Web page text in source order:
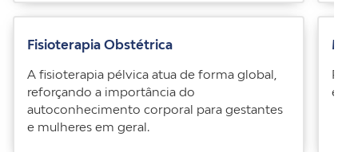
Fisioterapia Obstétrica
A fisioterapia pélvica atua de forma global,
reforçando a importância do
autoconhecimento corporal para gestantes
e mulheres em geral.